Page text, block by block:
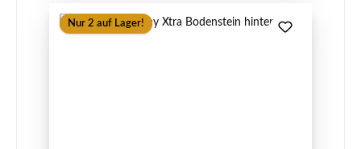
Nur 2 auf Lager!